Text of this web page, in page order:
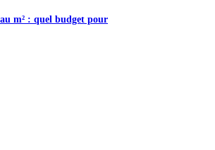
m² : quel budget pour